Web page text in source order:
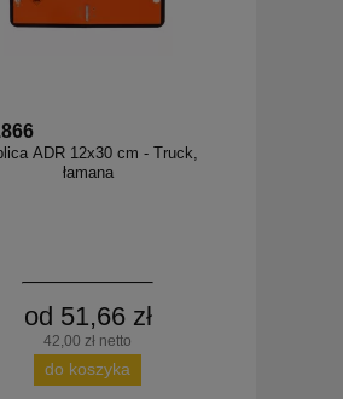
ADR 12x30 cm - Truck,
łamana
od 51,66 zł
42,00 zł netto
do koszyka